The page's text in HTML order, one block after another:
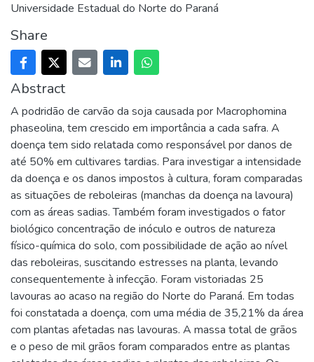
Universidade Estadual do Norte do Paraná
Share
Abstract
A podridão de carvão da soja causada por Macrophomina
phaseolina, tem crescido em importância a cada safra. A
doença tem sido relatada como responsável por danos de
até 50% em cultivares tardias. Para investigar a intensidade
da doença e os danos impostos à cultura, foram comparadas
as situações de reboleiras (manchas da doença na lavoura)
com as áreas sadias. Também foram investigados o fator
biológico concentração de inóculo e outros de natureza
físico-química do solo, com possibilidade de ação ao nível
das reboleiras, suscitando estresses na planta, levando
consequentemente à infecção. Foram vistoriadas 25
lavouras ao acaso na região do Norte do Paraná. Em todas
foi constatada a doença, com uma média de 35,21% da área
com plantas afetadas nas lavouras. A massa total de grãos
e o peso de mil grãos foram comparados entre as plantas